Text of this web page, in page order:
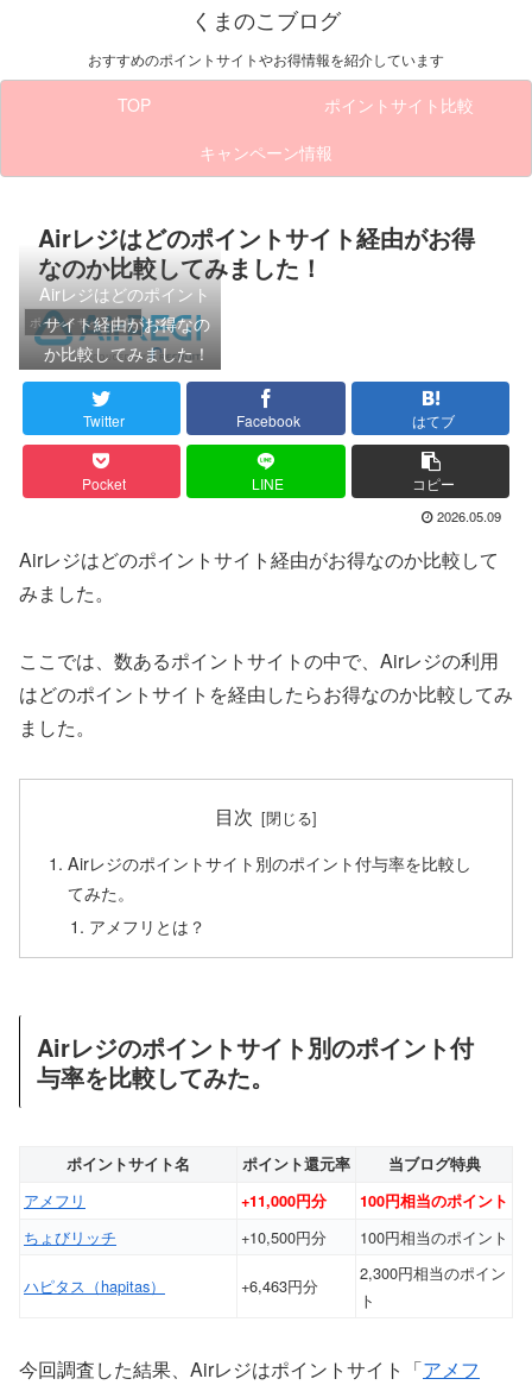
くまのこブログ
おすすめのポイントサイトやお得情報を紹介しています
TOP
ポイントサイト比較
キャンペーン情報
Airレジはどのポイントサイト経由がお得
なのか比較してみました！
ポイントサイト比較
Airレジはどのポイント
サイト経由がお得なの
か比較してみました！
Twitter Facebook はてブ
Pocket LINE コピー
2026.05.09
Airレジはどのポイントサイト経由がお得なのか比較して
みました。
ここでは、数あるポイントサイトの中で、Airレジの利用
はどのポイントサイトを経由したらお得なのか比較してみ
ました。
目次
Airレジのポイントサイト別のポイント付与率を比較し
てみた。
アメフリとは？
Airレジのポイントサイト別のポイント付
与率を比較してみた。
ポイントサイト名 ポイント還元率 当ブログ特典
アメフリ +11,000円分 100円相当のポイント
ちょびリッチ +10,500円分 100円相当のポイント
ハピタス（hapitas） +6,463円分
2,300円相当のポイン
ト
今回調査した結果、Airレジはポイントサイト「アメフ